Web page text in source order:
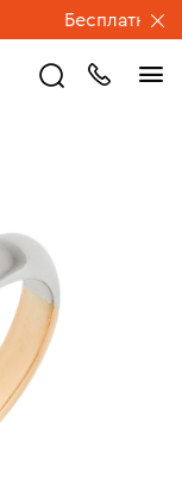
Бесплатная